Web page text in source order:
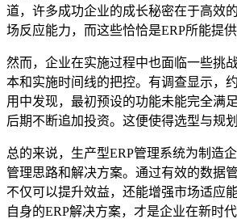
道，许多成功企业的成长秘密在于高效
场反应能力，而这些恰恰是ERP所能提供
然而，企业在实施过程中也面临一些挑
本和实施时间线的把控。有调查显示，
用中发现，最初预设的功能未能完全满
后期不断追加投资。这便使得选型与规
总的来说，生产型ERP管理系统为制造
管理思路和解决方案。通过有效的数据
不仅可以提升效益，还能增强市场适应
自身的ERP解决方案，才是企业在新时